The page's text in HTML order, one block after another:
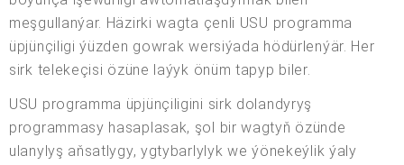
meşgullanýar. Häzirki wagta çenli USU programma
üpjünçiligi ýüzden gowrak wersiýada hödürlenýär. Her
sirk telekeçisi özüne laýyk önüm tapyp biler.
USU programma üpjünçiligini sirk dolandyryş
programmasy hasaplasak, şol bir wagtyň özünde
ulanylyş aňsatlygy, ygtybarlylyk we ýönekeýlik ýaly